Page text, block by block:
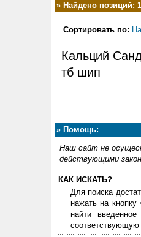
» Найдено позиций:
Сортировать по:
Кальций
тб шип
» Помощь:
Наш сайт не
действующими
КАК ИСКАТЬ?
Для поиска
нажать на
найти
соответствующую